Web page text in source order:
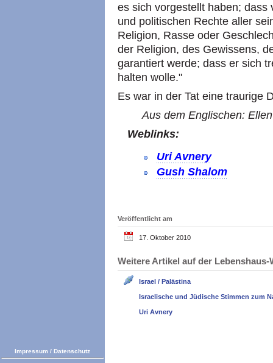
es sich vorgestellt haben;
und politischen Rechte aller
Religion, Rasse oder
der Religion, des Gewissens,
garantiert werde; dass er sich
halten wolle."
Es war in der Tat eine traurige
Aus dem Englischen:
Weblinks:
Uri Avnery
Gush Shalom
Veröffentlicht am
17. Oktober 2010
Weitere Artikel auf der
Israel / Palästina
Israelische und Jüdische Stimmen zum
Uri Avnery
Impressum / Datenschutz